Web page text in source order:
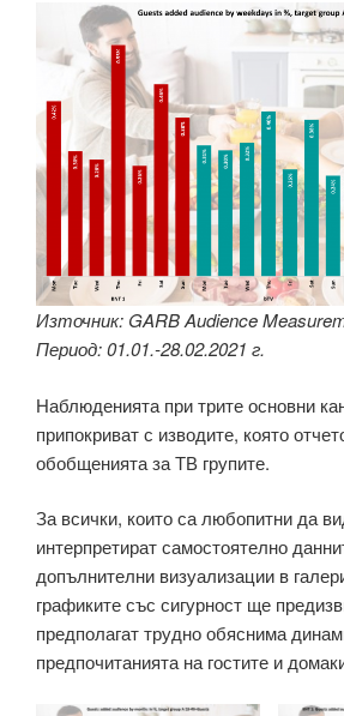
Източник: GARB Audience
Период: 01.01.-28.02.2021 г.
Наблюденията при трите основни
припокриват с изводите, която
обобщенията за ТВ групите.
За всички, които са любопитни да
интерпретират самостоятелно
допълнителни визуализации в
графиките със сигурност ще
предполагат трудно обяснима
предпочитанията на гостите и